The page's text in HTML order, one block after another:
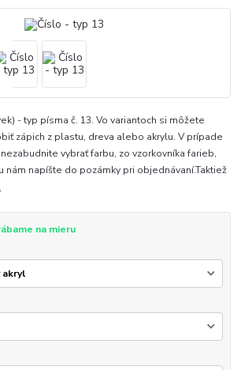
- typ písma č. 13. Vo variantoch si môžete
zápich z plastu, dreva alebo akrylu. V prípade
vybrať farbu, zo vzorkovníka farieb,
nám napíšte do pozámky pri objednávaní.Taktiež
na mieru